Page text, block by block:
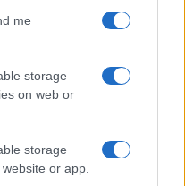
me
storage
on web or
storage
or app.